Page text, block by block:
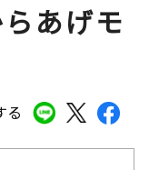
る
あげモ